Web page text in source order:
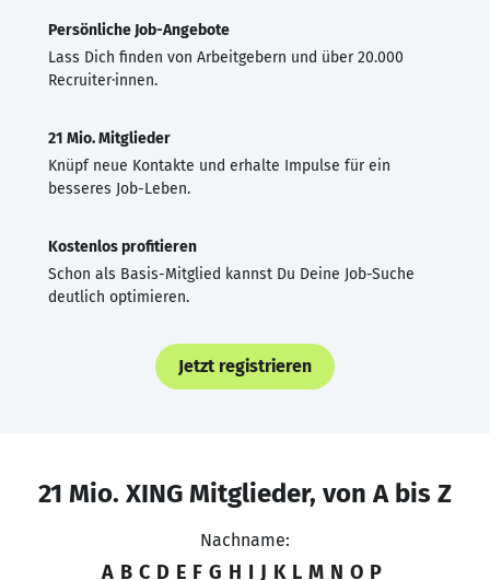
Persönliche Job-Angebote
Lass Dich finden von Arbeitgebern und über 20.000
Recruiter·innen.
21 Mio. Mitglieder
Knüpf neue Kontakte und erhalte Impulse für ein
besseres Job-Leben.
Kostenlos profitieren
Schon als Basis-Mitglied kannst Du Deine Job-Suche
deutlich optimieren.
Jetzt registrieren
21 Mio. XING Mitglieder, von A bis Z
Nachname:
A B C D E F G H I J K L M N O P